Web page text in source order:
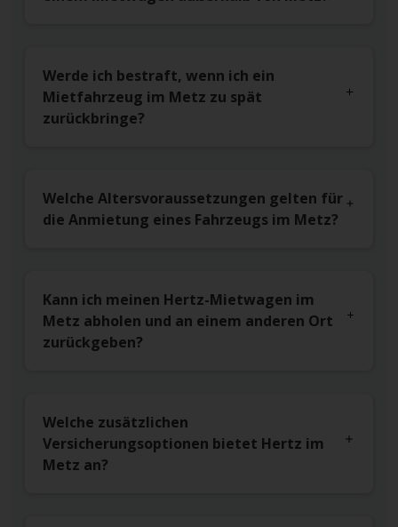
Werde ich bestraft, wenn ich ein
Mietfahrzeug im Metz zu spät
zurückbringe?
Welche Altersvoraussetzungen gelten für
die Anmietung eines Fahrzeugs im Metz?
Kann ich meinen Hertz-Mietwagen im
Metz abholen und an einem anderen Ort
zurückgeben?
Welche zusätzlichen
Versicherungsoptionen bietet Hertz im
Metz an?